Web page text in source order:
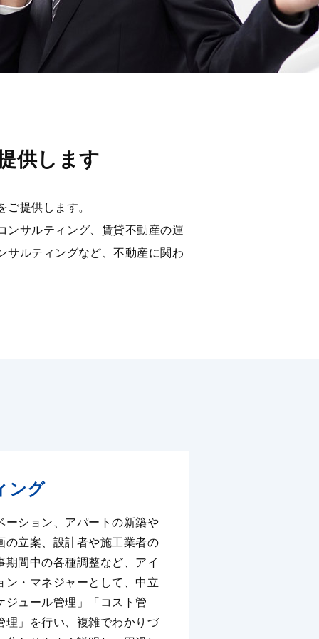
供します
提供します。
ンサルティング、賃貸不動産の運
サルティングなど、不動産に関わ
ング
ーション、アパートの新築や
の⽴案、設計者や施⼯業者の
期間中の各種調整など、アイ
ン・マネジャーとして、中⽴
ジュール管理」「コスト管
理」を⾏い、複雑でわかりづ